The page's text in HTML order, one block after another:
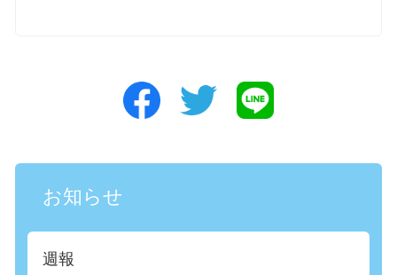
お知らせ
週報